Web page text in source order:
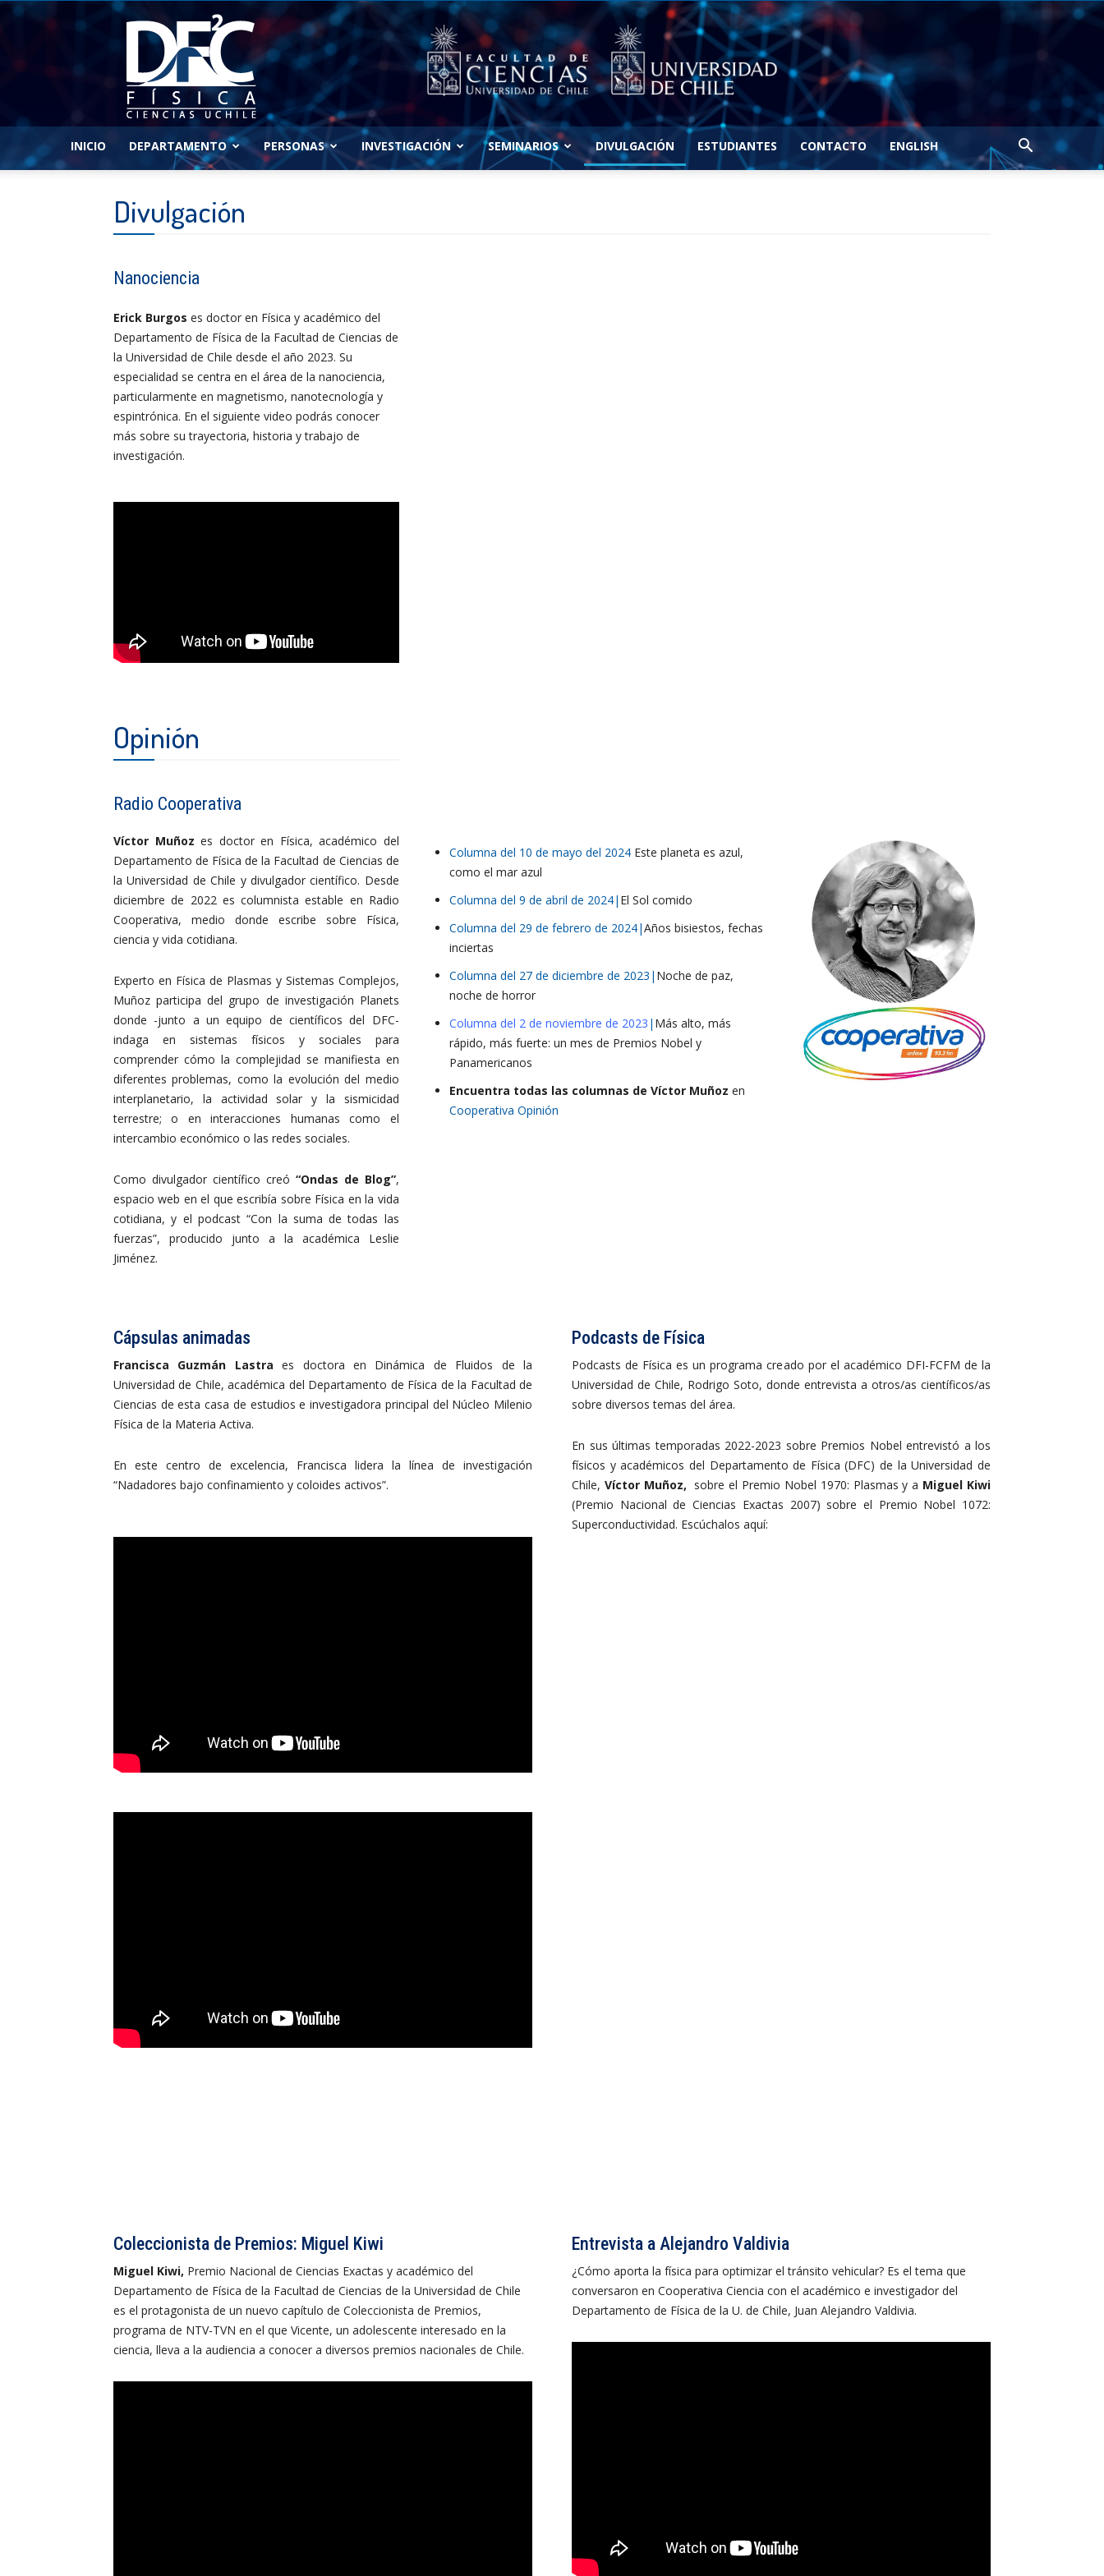
Departamento
de
Fisica
INICIO DEPARTAMENTO PERSONAS INVESTIGACIÓN SEMINARIOS DIVULGACIÓN ESTUDIANTES CONTACTO ENGLISH
Divulgación
Nanociencia
Erick Burgos es doctor en Física y académico del
Departamento de Física de la Facultad de Ciencias de
la Universidad de Chile desde el año 2023. Su
especialidad se centra en el área de la nanociencia,
particularmente en magnetismo, nanotecnología y
espintrónica. En el siguiente video podrás conocer
más sobre su trayectoria, historia y trabajo de
investigación.
Opinión
Radio Cooperativa
Víctor Muñoz es doctor en Física, académico del
Departamento de Física de la Facultad de Ciencias de
la Universidad de Chile y divulgador científico. Desde
diciembre de 2022 es columnista estable en Radio
Cooperativa, medio donde escribe sobre Física,
ciencia y vida cotidiana.
Experto en Física de Plasmas y Sistemas Complejos,
Muñoz participa del grupo de investigación Planets
donde -junto a un equipo de científicos del DFC-
indaga en sistemas físicos y sociales para
comprender cómo la complejidad se manifiesta en
diferentes problemas, como la evolución del medio
interplanetario, la actividad solar y la sismicidad
terrestre; o en interacciones humanas como el
intercambio económico o las redes sociales.
Como divulgador científico creó “Ondas de Blog”,
espacio web en el que escribía sobre Física en la vida
cotidiana, y el podcast “Con la suma de todas las
fuerzas”, producido junto a la académica Leslie
Jiménez.
Columna del 10 de mayo del 2024Este planeta es azul,
como el mar azul
Columna del 9 de abril de 2024| El Sol comido
Columna del 29 de febrero de 2024|Años bisiestos, fechas
inciertas
Columna del 27 de diciembre de 2023 | Noche de paz,
noche de horror
Columna del 2 de noviembre de 2023 | Más alto, más
rápido, más fuerte: un mes de Premios Nobel y
Panamericanos
Encuentra todas las columnas de Víctor Muñoz en
Cooperativa Opinión
Cápsulas animadas
Francisca Guzmán Lastra es doctora en Dinámica de Fluidos de la
Universidad de Chile, académica del Departamento de Física de la Facultad de
Ciencias de esta casa de estudios e investigadora principal del Núcleo Milenio
Física de la Materia Activa.
En este centro de excelencia, Francisca lidera la línea de investigación
“Nadadores bajo confinamiento y coloides activos”.
Podcasts de Física
Podcasts de Física es un programa creado por el académico DFI-FCFM de la
Universidad de Chile, Rodrigo Soto, donde entrevista a otros/as científicos/as
sobre diversos temas del área.
En sus últimas temporadas 2022-2023 sobre Premios Nobel entrevistó a los
físicos y académicos del Departamento de Física (DFC) de la Universidad de
Chile, Víctor Muñoz, sobre el Premio Nobel 1970: Plasmas y a Miguel Kiwi
(Premio Nacional de Ciencias Exactas 2007) sobre el Premio Nobel 1072:
Superconductividad. Escúchalos aquí:
Coleccionista de Premios: Miguel Kiwi
Miguel Kiwi, Premio Nacional de Ciencias Exactas y académico del
Departamento de Física de la Facultad de Ciencias de la Universidad de Chile
es el protagonista de un nuevo capítulo de Coleccionista de Premios,
programa de NTV-TVN en el que Vicente, un adolescente interesado en la
ciencia, lleva a la audiencia a conocer a diversos premios nacionales de Chile.
Entrevista a Alejandro Valdivia
¿Cómo aporta la física para optimizar el tránsito vehicular? Es el tema que
conversaron en Cooperativa Ciencia con el académico e investigador del
Departamento de Física de la U. de Chile, Juan Alejandro Valdivia.